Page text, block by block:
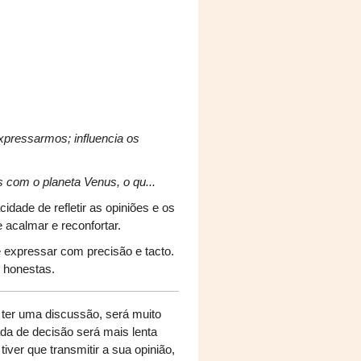
influencia os
o planeta Venus, o qu...
de refletir as opiniões e os
e reconfortar.
com precisão e tacto.
uma discussão, será muito
de decisão será mais lenta
que transmitir a sua opinião,